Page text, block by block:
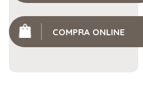
COMPRA ONLINE